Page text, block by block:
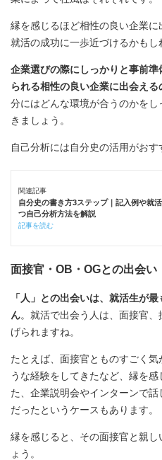
縁を感じるほど相性の良い企業
就活の成功に一歩近づけるかもし
企業選びの際にしっかりと事前
られる相性の良い企業に出会える
分にはどんな環境が合うのかを
きましょう。
自己分析には自分史の活用がおす
関連記事
自分史の書き方3ステップ｜記入例や就
つ自己分析方法を解説
記事を読む
面接官・OB・OGとの出会い
「人」との出会いは、就活生が
ん。就活で出会う人は、面接官
げられますね。
たとえば、面接官とものすごく
うな経験をしてきたなど、縁を
た、企業説明会やインターンで
だったというケースもあります。
縁を感じると、その面接官と親
ょう。